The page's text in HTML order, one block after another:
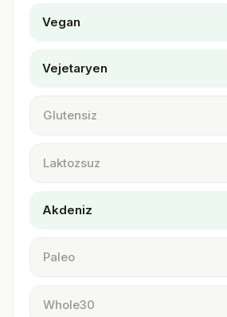
Vegan
Vejetaryen
Glutensiz
Laktozsuz
Akdeniz
Paleo
Whole30